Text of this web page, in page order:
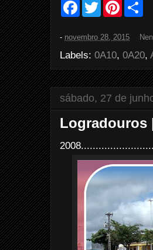
F
b
o
k
T
w
t
r
P
e
e
s
t
e
- novembro 28, 2015
Labels: 0A10, 0A20,
sábado, 27 de
Logradouros